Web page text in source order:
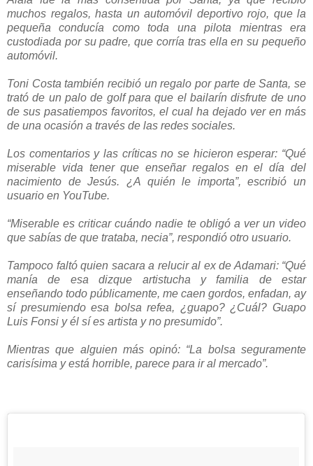
muchos regalos, hasta un automóvil deportivo rojo, que la
pequeña conducía como toda una pilota mientras era
custodiada por su padre, que corría tras ella en su pequeño
automóvil.
Toni Costa también recibió un regalo por parte de Santa, se
trató de un palo de golf para que el bailarín disfrute de uno
de sus pasatiempos favoritos, el cual ha dejado ver en más
de una ocasión a través de las redes sociales.
Los comentarios y las críticas no se hicieron esperar: “Qué
miserable vida tener que enseñar regalos en el día del
nacimiento de Jesús. ¿A quién le importa”, escribió un
usuario en YouTube.
“Miserable es criticar cuándo nadie te obligó a ver un video
que sabías de que trataba, necia”, respondió otro usuario.
Tampoco faltó quien sacara a relucir al ex de Adamari: “Qué
manía de esa dizque artistucha y familia de estar
enseñando todo públicamente, me caen gordos, enfadan, ay
sí presumiendo esa bolsa refea, ¿guapo? ¿Cuál? Guapo
Luis Fonsi y él sí es artista y no presumido”.
Mientras que alguien más opinó: “La bolsa seguramente
carisísima y está horrible, parece para ir al mercado”.